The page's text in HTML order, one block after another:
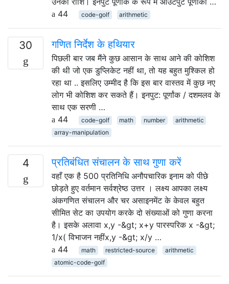
44
code-golf arithmetic
30 गणित निर्देश के हथियार
पिछली बार जब मैंने कुछ आसान के साथ आने की कोशिश
की थी जो एक डुप्लिकेट नहीं था, तो यह बहुत मुश्किल हो
रहा था .. इसलिए उम्मीद है कि इस बार वास्तव में कुछ नए
लोग भी कोशिश कर सकते हैं। इनपुट: पूर्णांक / दशमलव के
साथ एक सरणी …
44
code-golf math number
arithmetic
array-manipulation
4 प्रतिबंधित संचालन के साथ गुणा करें
वहाँ एक है 500 प्रतिनिधि अनौपचारिक इनाम को पीछे
छोड़ते हुए वर्तमान सर्वश्रेष्ठ उत्तर । लक्ष्य आपका लक्ष्य
अंकगणित संचालन और चर असाइनमेंट के केवल बहुत
सीमित सेट का उपयोग करके दो संख्याओं को गुणा करना
है। इसके अलावा x,y -&gt; x+y पारस्परिक x -&gt;
1/x( विभाजन नहींx,y -&gt; x/y …
44
math restricted-source
arithmetic
atomic-code-golf